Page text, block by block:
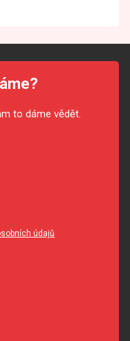
to dáme vědět.
údajů